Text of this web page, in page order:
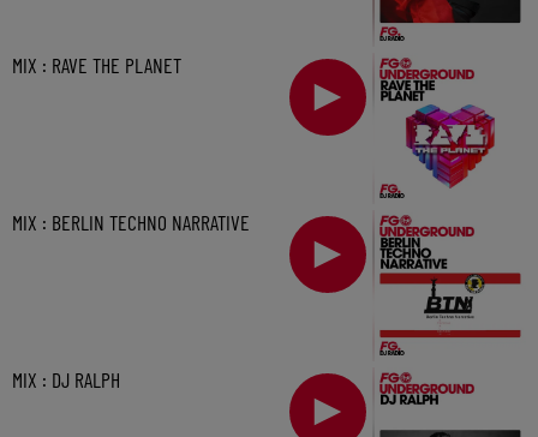
MIX : RAVE THE PLANET
MIX : BERLIN TECHNO NARRATIVE
MIX : DJ RALPH